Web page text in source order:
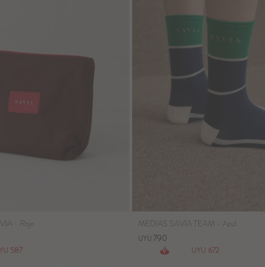
- Rojo
587
MEDIAS SAVIA TEAM - Azul
UYU 790
UYU 672